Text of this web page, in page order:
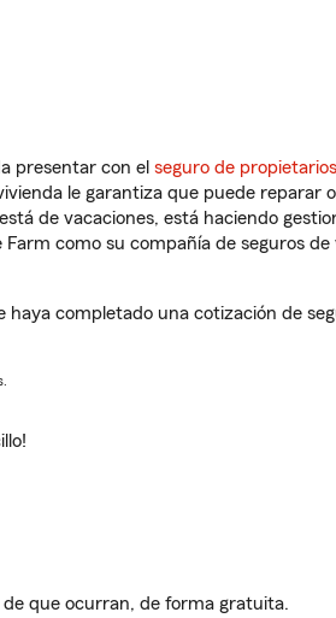
presentar con el seguro de
le garantiza que puede reparar
de vacaciones, está haciendo
como su compañía de seguros
haya completado una cotización de
que ocurran, de forma gratuita.